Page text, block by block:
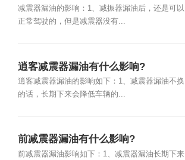
减震器漏油的影响：1、减振器漏油后，还是可以
正常驾驶的，但是减震器没有...
逍客减震器漏油有什么影响?
逍客减震器漏油的影响如下：1、减震器漏油不换
的话，长期下来会降低车辆的...
前减震器漏油有什么影响?
前减震器漏油影响如下：1、减震器漏油长期下来